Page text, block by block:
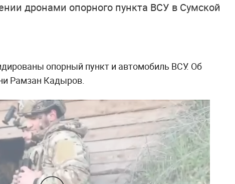
дронами опорного пункта ВСУ в Сумской
опорный пункт и автомобиль ВСУ. Об
Рамзан Кадыров.